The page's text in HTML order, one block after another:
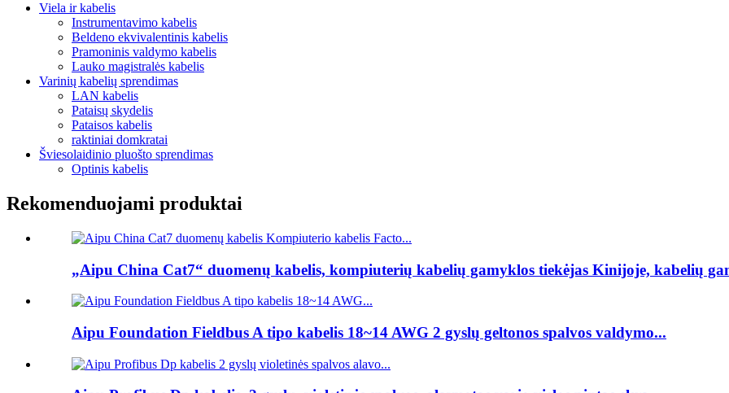
Viela ir kabelis
Instrumentavimo kabelis
Beldeno ekvivalentinis kabelis
Pramoninis valdymo kabelis
Lauko magistralės kabelis
Varinių kabelių sprendimas
LAN kabelis
Pataisų skydelis
Pataisos kabelis
raktiniai domkratai
Šviesolaidinio pluošto sprendimas
Optinis kabelis
Rekomenduojami produktai
„Aipu China Cat7“ duomenų kabelis, kompiuterių kabelių gamyklos tiekėjas Kinijoje, kabelių
Aipu Foundation Fieldbus A tipo kabelis 18~14 AWG 2 gyslų geltonos spalvos valdymo...